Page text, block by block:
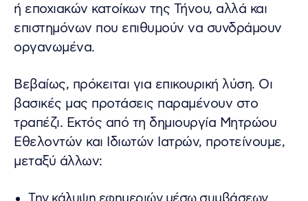
ή εποχιακών κατοίκων της Τήνου, αλλά και
επιστημόνων που επιθυμούν να συνδράμουν
οργανωμένα.
Βεβαίως, πρόκειται για επικουρική λύση. Οι
βασικές μας προτάσεις παραμένουν στο
τραπέζι. Εκτός από τη δημιουργία Μητρώου
Εθελοντών και Ιδιωτών Ιατρών, προτείνουμε,
μεταξύ άλλων: